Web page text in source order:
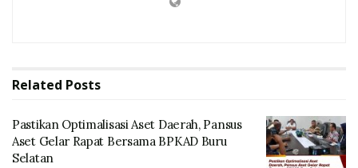
Related Posts
Pastikan Optimalisasi Aset Daerah, Pansus
Aset Gelar Rapat Bersama BPKAD Buru
Selatan